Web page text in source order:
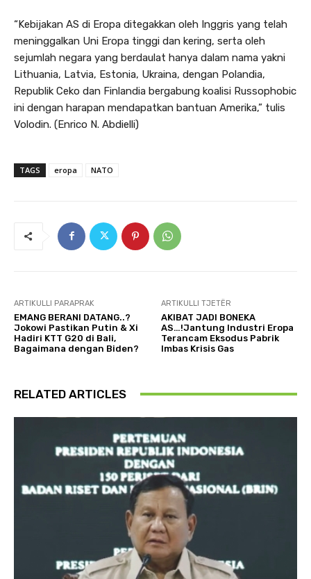
“Kebijakan AS di Eropa ditegakkan oleh Inggris yang telah
meninggalkan Uni Eropa tinggi dan kering, serta oleh
sejumlah negara yang berdaulat hanya dalam nama yakni
Lithuania, Latvia, Estonia, Ukraina, dengan Polandia,
Republik Ceko dan Finlandia bergabung koalisi Russophobic
ini dengan harapan mendapatkan bantuan Amerika,” tulis
Volodin. (Enrico N. Abdielli)
TAGS eropa NATO
ARTIKULLI PARAPRAK
EMANG BERANI DATANG..?
Jokowi Pastikan Putin & Xi
Hadiri KTT G20 di Bali,
Bagaimana dengan Biden?
ARTIKULLI TJETËR
AKIBAT JADI BONEKA
AS…!Jantung Industri Eropa
Terancam Eksodus Pabrik
Imbas Krisis Gas
RELATED ARTICLES